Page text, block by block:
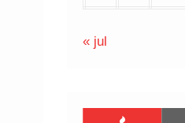
« jul